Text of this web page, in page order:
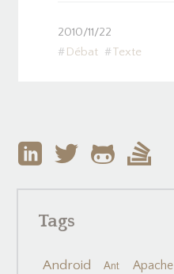
2010/11/22
Débat
Texte
Tags
Android Ant Apache